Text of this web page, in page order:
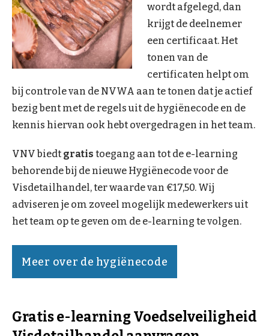
wordt afgelegd, dan
krijgt de deelnemer
een certificaat. Het
tonen van de
certificaten helpt om
bij controle van de NVWA aan te tonen dat je actief
bezig bent met de regels uit de hygiënecode en de
kennis hiervan ook hebt overgedragen in het team.
VNV biedt gratis toegang aan tot de e-learning
behorende bij de nieuwe Hygiënecode voor de
Visdetailhandel, ter waarde van €17,50. Wij
adviseren je om zoveel mogelijk medewerkers uit
het team op te geven om de e-learning te volgen.
Meer over de hygiënecode
Gratis e-learning Voedselveiligheid